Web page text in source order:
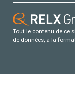
Tout le contenu de ce
de données, a la